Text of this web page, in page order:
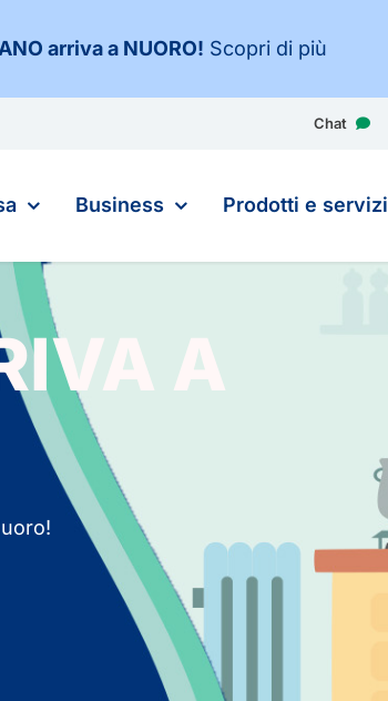
arriva a NUORO! Scopri di più
Chat
Business Prodotti e servizi
A